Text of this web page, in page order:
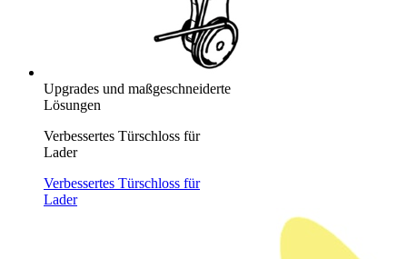
Upgrades und maßgeschneiderte
Lösungen
Verbessertes Türschloss für
Lader
Verbessertes Türschloss für
Lader